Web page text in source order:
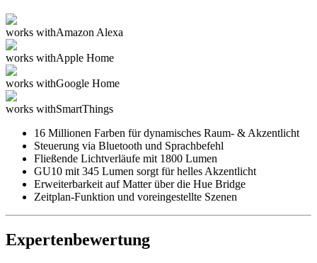
works withAmazon Alexa
works withApple Home
works withGoogle Home
works withSmartThings
16 Millionen Farben für dynamisches Raum- & Akzentlicht
Steuerung via Bluetooth und Sprachbefehl
Fließende Lichtverläufe mit 1800 Lumen
GU10 mit 345 Lumen sorgt für helles Akzentlicht
Erweiterbarkeit auf Matter über die Hue Bridge
Zeitplan-Funktion und voreingestellte Szenen
Expertenbewertung